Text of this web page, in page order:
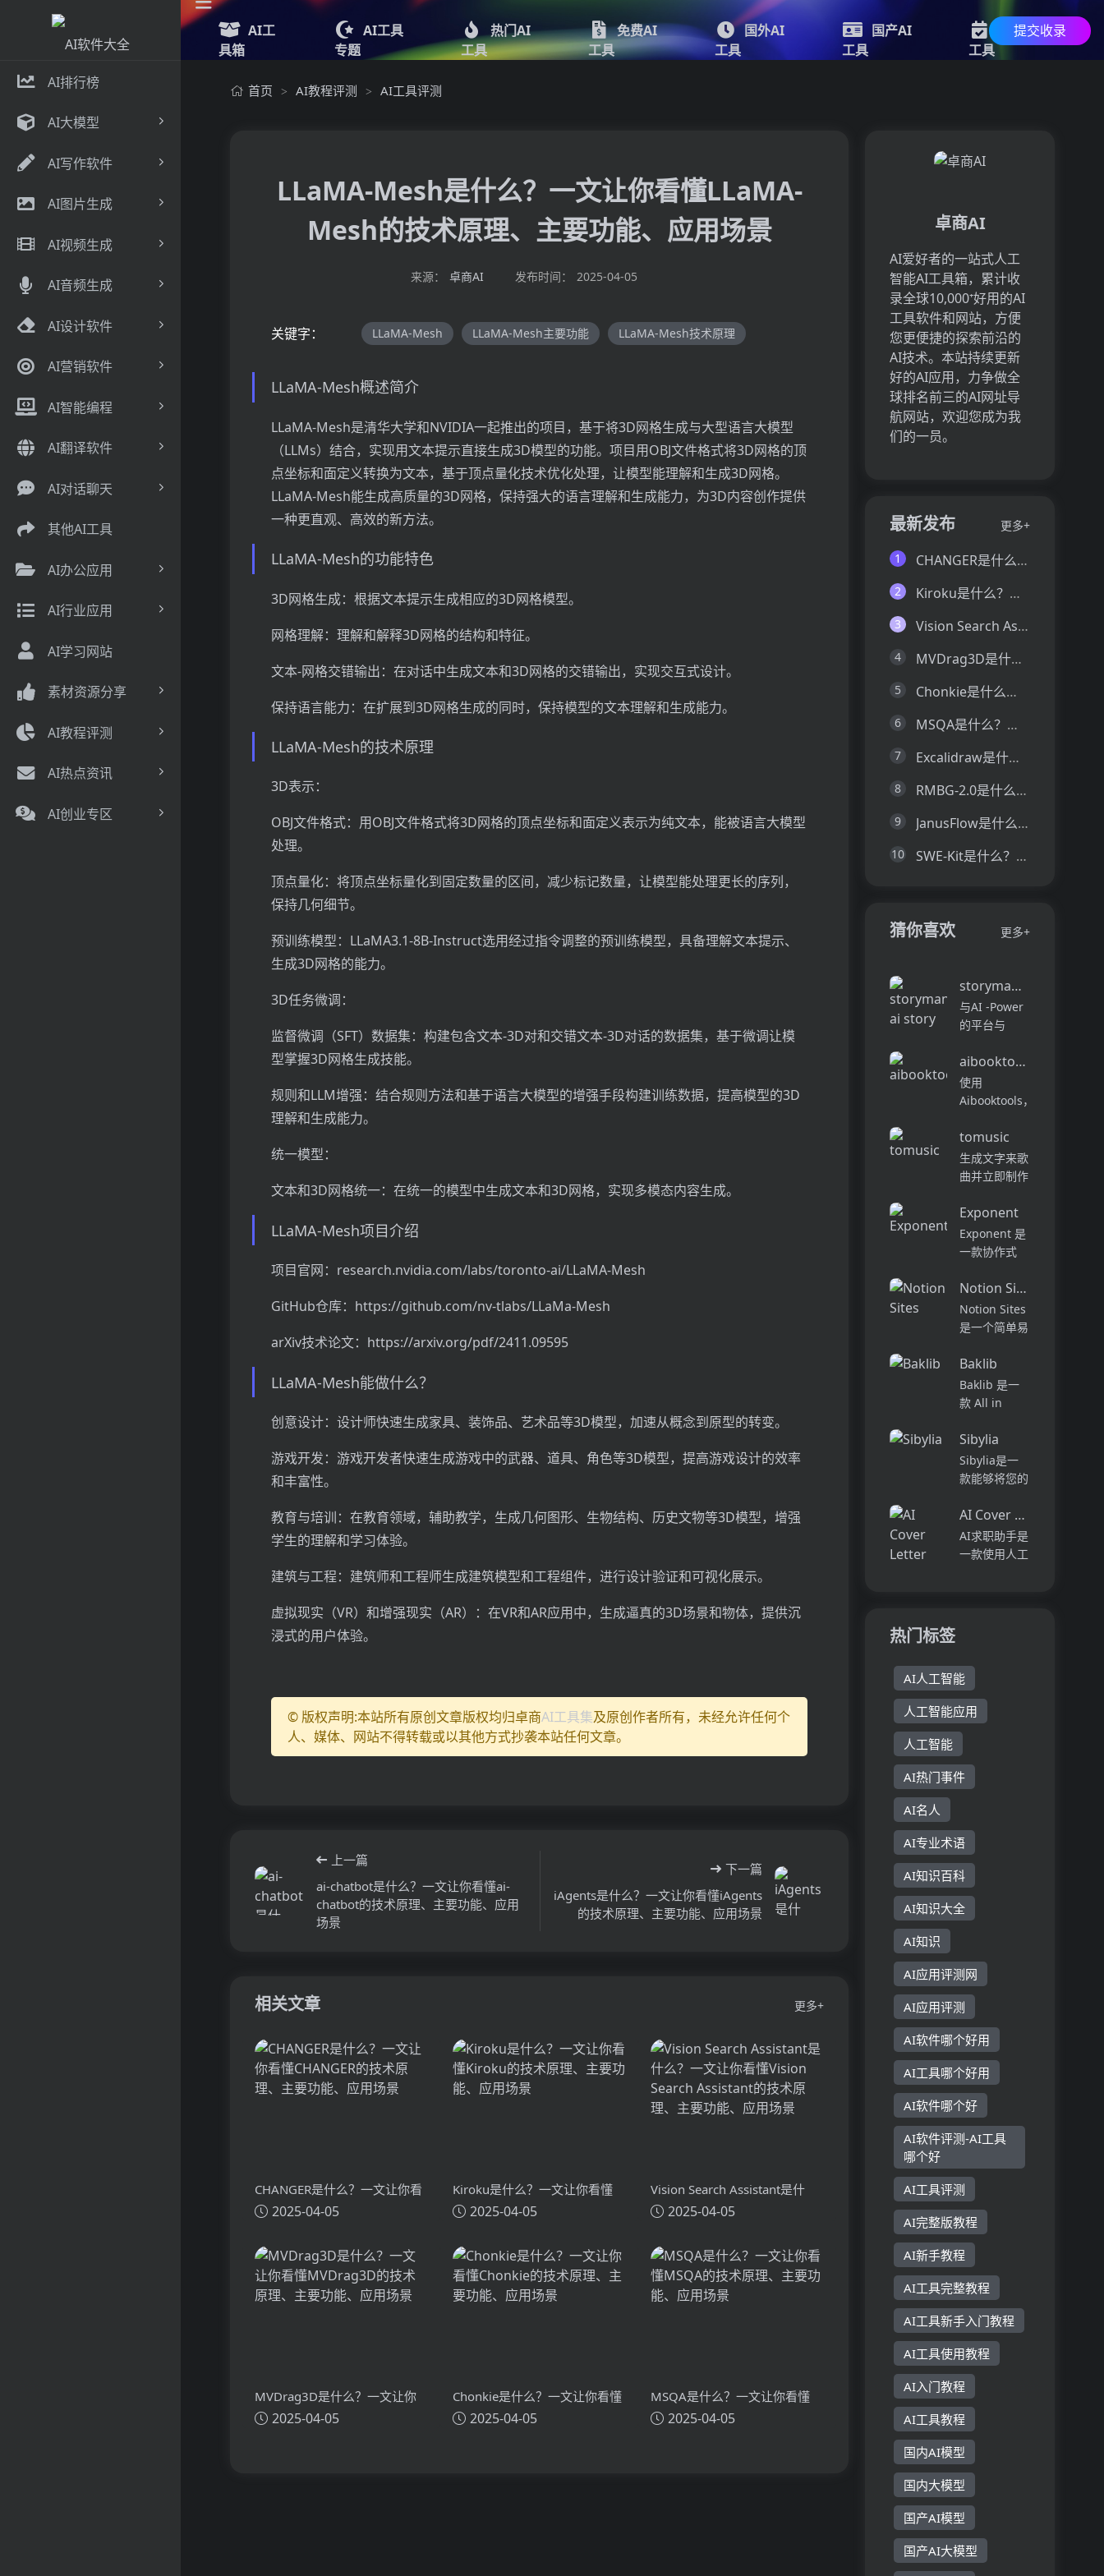
AI排行榜
AI大模型
AI写作软件
AI图片生成
AI视频生成
AI音频生成
AI设计软件
AI营销软件
AI智能编程
AI翻译软件
AI对话聊天
其他AI工具
AI办公应用
AI行业应用
AI学习网站
素材资源分享
AI教程评测
AI热点资讯
AI创业专区
AI工
具箱
AI工具
专题
热门AI
工具
免费AI
工具
国外AI
工具
国产AI
工具
最新AI
工具
提交收录
首页 > AI教程评测 > AI工具评测
LLaMA-Mesh是什么？一文让你看懂LLaMA-
Mesh的技术原理、主要功能、应用场景
来源： 卓商AI 发布时间： 2025-04-05
关键字： LLaMA-Mesh LLaMA-Mesh主要功能 LLaMA-Mesh技术原理
LLaMA-Mesh概述简介
LLaMA-Mesh是清华大学和NVIDIA一起推出的项目，基于将3D网格生成与大型语言大模型
（LLMs）结合，实现用文本提示直接生成3D模型的功能。项目用OBJ文件格式将3D网格的顶
点坐标和面定义转换为文本，基于顶点量化技术优化处理，让模型能理解和生成3D网格。
LLaMA-Mesh能生成高质量的3D网格，保持强大的语言理解和生成能力，为3D内容创作提供
一种更直观、高效的新方法。
LLaMA-Mesh的功能特色
3D网格生成：根据文本提示生成相应的3D网格模型。
网格理解：理解和解释3D网格的结构和特征。
文本-网格交错输出：在对话中生成文本和3D网格的交错输出，实现交互式设计。
保持语言能力：在扩展到3D网格生成的同时，保持模型的文本理解和生成能力。
LLaMA-Mesh的技术原理
3D表示：
OBJ文件格式：用OBJ文件格式将3D网格的顶点坐标和面定义表示为纯文本，能被语言大模型
处理。
顶点量化：将顶点坐标量化到固定数量的区间，减少标记数量，让模型能处理更长的序列，
保持几何细节。
预训练模型：LLaMA3.1-8B-Instruct选用经过指令调整的预训练模型，具备理解文本提示、
生成3D网格的能力。
3D任务微调：
监督微调（SFT）数据集：构建包含文本-3D对和交错文本-3D对话的数据集，基于微调让模
型掌握3D网格生成技能。
规则和LLM增强：结合规则方法和基于语言大模型的增强手段构建训练数据，提高模型的3D
理解和生成能力。
统一模型：
文本和3D网格统一：在统一的模型中生成文本和3D网格，实现多模态内容生成。
LLaMA-Mesh项目介绍
项目官网：research.nvidia.com/labs/toronto-ai/LLaMA-Mesh
GitHub仓库：https://github.com/nv-tlabs/LLaMa-Mesh
arXiv技术论文：https://arxiv.org/pdf/2411.09595
LLaMA-Mesh能做什么？
创意设计：设计师快速生成家具、装饰品、艺术品等3D模型，加速从概念到原型的转变。
游戏开发：游戏开发者快速生成游戏中的武器、道具、角色等3D模型，提高游戏设计的效率
和丰富性。
教育与培训：在教育领域，辅助教学，生成几何图形、生物结构、历史文物等3D模型，增强
学生的理解和学习体验。
建筑与工程：建筑师和工程师生成建筑模型和工程组件，进行设计验证和可视化展示。
虚拟现实（VR）和增强现实（AR）：在VR和AR应用中，生成逼真的3D场景和物体，提供沉
浸式的用户体验。
© 版权声明:本站所有原创文章版权均归卓商AI工具集及原创作者所有，未经允许任何个
人、媒体、网站不得转载或以其他方式抄袭本站任何文章。
上一篇
ai-chatbot是什么？一文让你看懂ai-
chatbot的技术原理、主要功能、应用
场景
下一篇
iAgents是什么？一文让你看懂iAgents
的技术原理、主要功能、应用场景
相关文章 更多+
CHANGER是什么？一文让你看
懂CHANGER的技术原理、主要
2025-04-05
Kiroku是什么？一文让你看懂
Kiroku的技术原理、主要功能、
2025-04-05
Vision Search Assistant是什
么？一文让你看懂Vision
主要功能、应用场景
2025-04-05
MVDrag3D是什么？一文让你
看懂MVDrag3D的技术原理、
2025-04-05
Chonkie是什么？一文让你看懂
Chonkie的技术原理、主要功
2025-04-05
MSQA是什么？一文让你看懂
MSQA的技术原理、主要功能、
2025-04-05
卓商AI
AI爱好者的一站式人工
智能AI工具箱，累计收
录全球10,000⁺好用的AI
工具软件和网站，方便
您更便捷的探索前沿的
AI技术。本站持续更新
好的AI应用，力争做全
球排名前三的AI网址导
航网站，欢迎您成为我
们的一员。
最新发布 更多+
1 CHANGER是什么？一文让你看懂CHANGER的技术原理、主要功能、应用场景
2 Kiroku是什么？一文让你看懂Kiroku的技术原理、主要功能、应用场景
3 Vision Search Assistant是什么？一文让你看懂Vision Search Assistant的技术原理、主要功能、应用场景
4 MVDrag3D是什么？一文让你看懂MVDrag3D的技术原理、主要功能、应用场景
5 Chonkie是什么？一文让你看懂Chonkie的技术原理、主要功能、应用场景
6 MSQA是什么？一文让你看懂MSQA的技术原理、主要功能、应用场景
7 Excalidraw是什么？一文让你看懂Excalidraw的技术原理、主要功能、应用场景
8 RMBG-2.0是什么？一文让你看懂RMBG-2.0的技术原理、主要功能、应用场景
9 JanusFlow是什么？一文让你看懂JanusFlow的技术原理、主要功能、应用场景
10 SWE-Kit是什么？一文让你看懂SWE-Kit的技术原理、主要功能、应用场景
猜你喜欢 更多+
storymania ai story
与AI -Power
的平台与
进行工艺吸引
人的故事，旨
在协助各个级
干净，无广告
的环境中享受
无缝的编辑和
类型定制。在
创纪录...
aibooktools
使用
Aibooktools，
快速转化为可
行的见解 - 所
有这些都没有
或手动数据输
入。凭借AI的
力量，您可以
充分利用自己
喜欢的书...
tomusic
生成文字来歌
曲并立即制作
本上指定到音
乐转换器，并
立即生成歌
并将您的歌词
添加到
Tomusic上的
歌曲中。...
Exponent
Exponent 是
一款协作式
理，旨在提升
软件开发的效
率与体验。它
境中工作，从
代码的探索到
部署，能够帮
助开发者自动
化复杂的编...
Notion Sites
Notion Sites
是一个简单易
工具，用户可
以通过拖放式
构建块快速创
站，无需编写
复杂的HTML
或代码。它提
供了超过
10,0...
Baklib
Baklib 是一
款 All in
业级云平台，
帮助企业一站
式管理数字内
景的数字体
验。它采用独
特的三层架
构，将资源
Sibylia
Sibylia是一
款能够将您的
字和音频描述
的解决方案。
利用我们的人
S...
AI Cover Letter Creator
AI求职助手是
一款使用人工
描述，AI求职
助手将自动生
成定制的求职
信。该工具提
供方便快捷的
方...
热门标签
AI人工智能
人工智能应用
人工智能
AI热门事件
AI名人
AI专业术语
AI知识百科
AI知识大全
AI知识
AI应用评测网
AI应用评测
AI软件哪个好用
AI工具哪个好用
AI软件哪个好
AI软件评测-AI工具
哪个好
AI工具评测
AI完整版教程
AI新手教程
AI工具完整教程
AI工具新手入门教程
AI工具使用教程
AI入门教程
AI工具教程
国内AI模型
国内大模型
国产AI模型
国产AI大模型